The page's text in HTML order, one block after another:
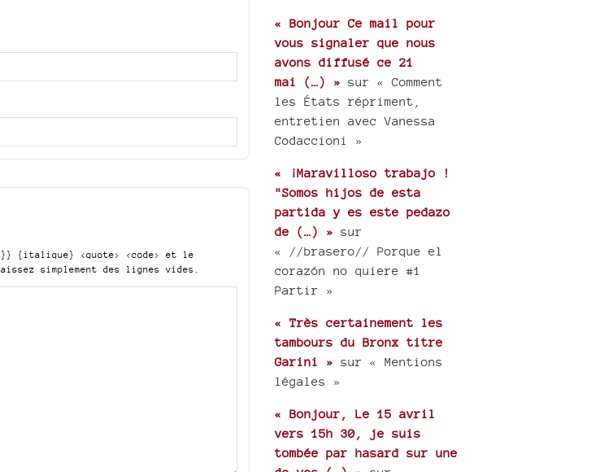
{italique} <quote> <code>
et le
simplement des lignes vides.
« Bonjour Ce mail pour
vous signaler que nous
avons diffusé ce 21
mai (…) » sur « Comment
les États répriment,
entretien avec Vanessa
Codaccioni »
« ¡Maravilloso trabajo !
"Somos hijos de esta
partida y es este pedazo
de (…) » sur
« //brasero// Porque el
corazón no quiere #1
Partir »
« Très certainement les
tambours du Bronx titre
Garini » sur « Mentions
légales »
« Bonjour, Le 15 avril
vers 15h 30, je suis
tombée par hasard sur une